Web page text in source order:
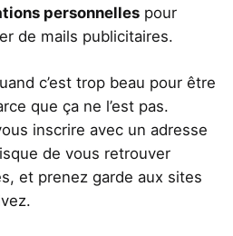
personnelles pour
de mails publicitaires.
c’est trop beau pour être
que ça ne l’est pas.
inscrire avec un adresse
de vous retrouver
et prenez garde aux sites